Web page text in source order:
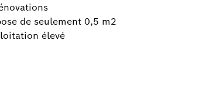
de seulement 0,5 m2
élevé